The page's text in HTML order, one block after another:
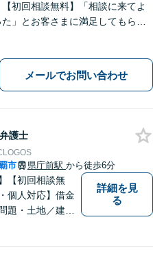
【初回相談無料】「相談に来てよ
」とお客さまに満足してもらう
丁寧なヒアリングで皆様のお気持
寄り添います。
メールでお問い合わせ
弁護士
市 県庁前駅 から徒歩6分
【初回相談無
個人対応】借金
題・土地／建物
詳細を見
る